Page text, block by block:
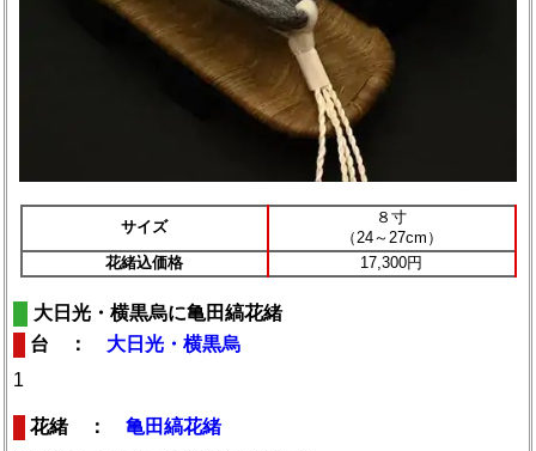
サイズ
８寸
（24～27cm）
花緒込価格
17,300円
大日光・横黒烏に亀田縞花緒
台 ： 大日光・横黒烏
1
花緒 ：亀田縞花緒